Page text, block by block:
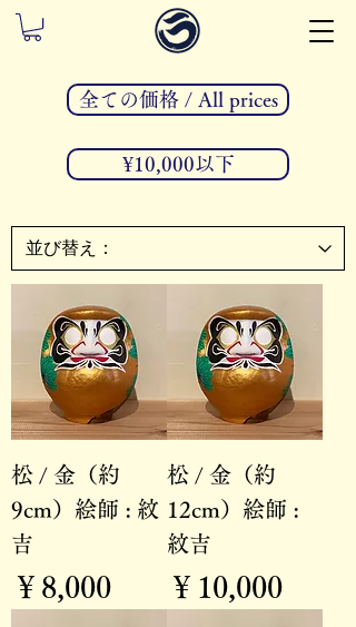
全ての価格 / All prices
¥10,000以下
松 / 金（約
9cm）絵師 : 紋
吉
価格
￥8,000
松 / 金（約
12cm）絵師 :
紋吉
価格
￥10,000